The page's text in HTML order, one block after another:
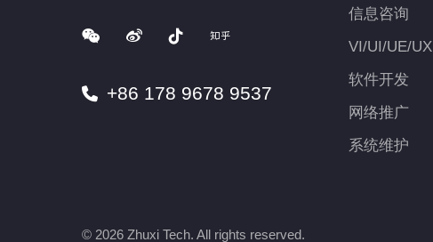
+86 178 9678 9537
信息咨询
VI/UI/UE/UX
软件开发
网络推广
系统维护
© 2026 Zhuxi Tech. All rights reserved.